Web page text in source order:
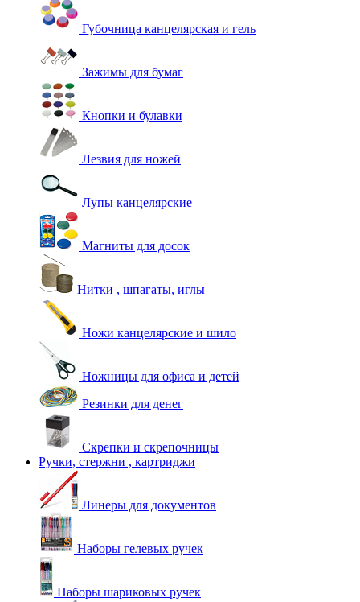
Губочница канцелярская и гель
Зажимы для бумаг
Кнопки и булавки
Лезвия для ножей
Лупы канцелярские
Магниты для досок
Нитки , шпагаты, иглы
Ножи канцелярские и шило
Ножницы для офиса и детей
Резинки для денег
Скрепки и скрепочницы
Ручки, стержни , картриджи
Линеры для документов
Наборы гелевых ручек
Наборы шариковых ручек